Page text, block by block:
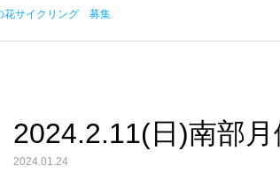
花サイクリング 募集
2024.2.11(日)南部
2024.01.24